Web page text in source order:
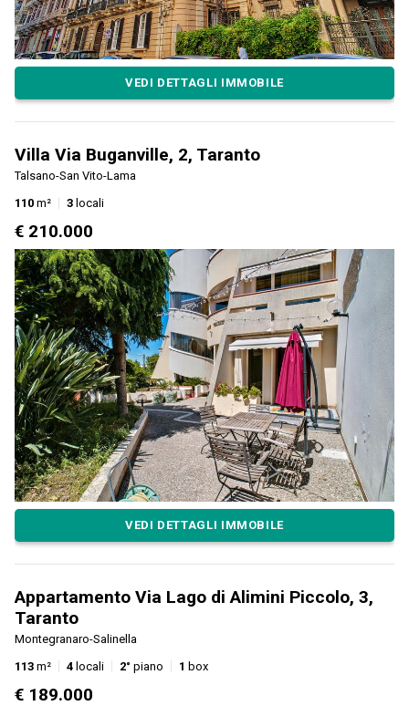
VEDI DETTAGLI IMMOBILE
Villa Via Buganville, 2, Taranto
Talsano-San Vito-Lama
110 m² 3 locali
€ 210.000
VEDI DETTAGLI IMMOBILE
Appartamento Via Lago di Alimini Piccolo, 3,
Taranto
Montegranaro-Salinella
113 m² 4 locali 2° piano 1 box
€ 189.000